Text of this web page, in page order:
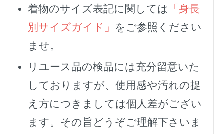
着物のサイズ表記に関しては
「身長
別サイズガイド」 をご参照ください
ませ。
リユース品の検品には充分留意いた
しておりますが、使用感や汚れの捉
え方につきましては個人差がござい
ます。その旨どうぞご理解下さいま